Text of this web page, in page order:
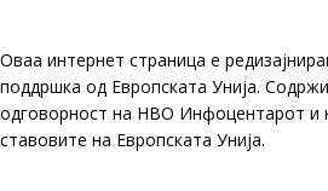
Оваа интернет страница е
поддршка од Европската Унија.
одговорност на НВО Инфоцентарот и
ставовите на Европската Унија.